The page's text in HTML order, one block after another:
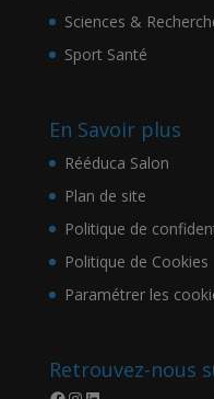
Sciences &
Sport Santé
En Savoir plus
Rééduca Salon
Plan de site
Politique de
Politique de Cookies
Paramétrer les
Retrouvez-nous